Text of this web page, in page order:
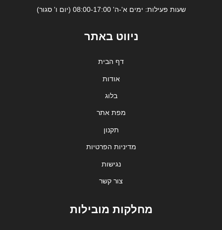
שעות פעילות: ימים א'-ה' 08:00-17:00 (יום ו' סגור)
ניווט באתר
דף הבית
אודות
בלוג
מפת אתר
תקנון
מדיניות הפרטיות
נגישות
צור קשר
מחלקות מובילות